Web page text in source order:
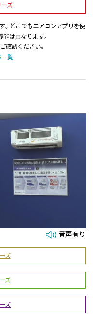
ズ
。どこでもエアコンアプリを使
は異なります。
確認ください。
一覧
音声有り
ズ
ズ
ズ